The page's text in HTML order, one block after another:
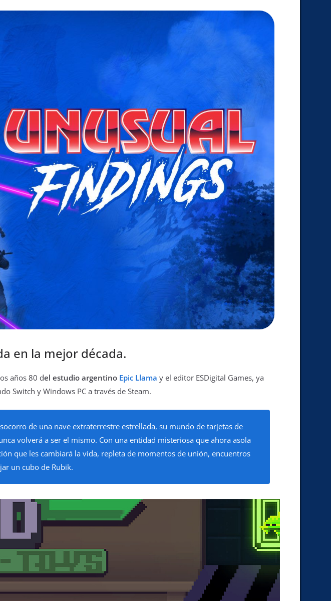
en la mejor década.
años 80 del estudio argentino Epic Llama y el editor ESDigital Games, ya
Switch y Windows PC a través de Steam.
de una nave extraterrestre estrellada, su mundo de tarjetas de
volverá a ser el mismo. Con una entidad misteriosa que ahora asola
que les cambiará la vida, repleta de momentos de unión, encuentros
un cubo de Rubik.